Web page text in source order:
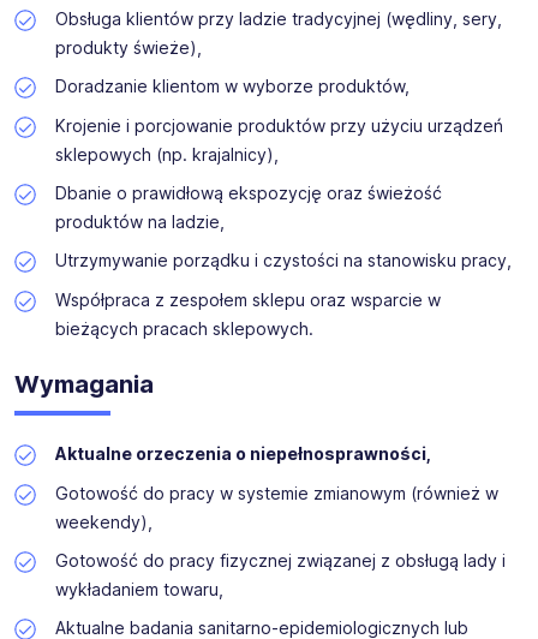
Obsługa klientów przy ladzie tradycyjnej (wędliny, sery,
produkty świeże),
Doradzanie klientom w wyborze produktów,
Krojenie i porcjowanie produktów przy użyciu urządzeń
sklepowych (np. krajalnicy),
Dbanie o prawidłową ekspozycję oraz świeżość
produktów na ladzie,
Utrzymywanie porządku i czystości na stanowisku pracy,
Współpraca z zespołem sklepu oraz wsparcie w
bieżących pracach sklepowych.
Wymagania
Aktualne orzeczenia o niepełnosprawności,
Gotowość do pracy w systemie zmianowym (również w
weekendy),
Gotowość do pracy fizycznej związanej z obsługą lady i
wykładaniem towaru,
Aktualne badania sanitarno-epidemiologicznych lub